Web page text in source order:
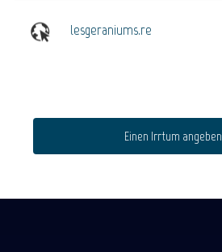
lesgeraniums.re
Einen Irrtum angeben